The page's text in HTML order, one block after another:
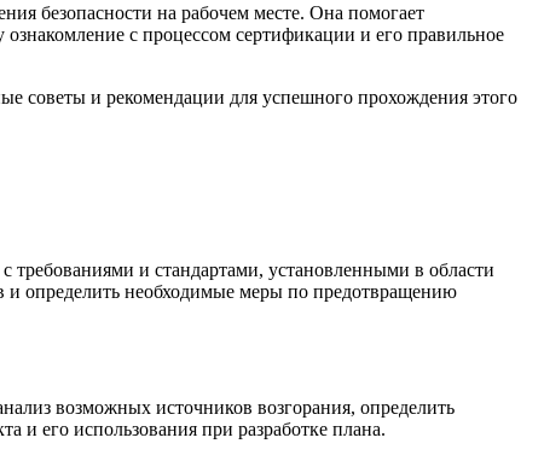
безопасности на рабочем месте. Она помогает
с процессом сертификации и его правильное
советы и рекомендации для успешного прохождения этого
требованиями и стандартами, установленными в области
и определить необходимые меры по предотвращению
возможных источников возгорания, определить
и его использования при разработке плана.